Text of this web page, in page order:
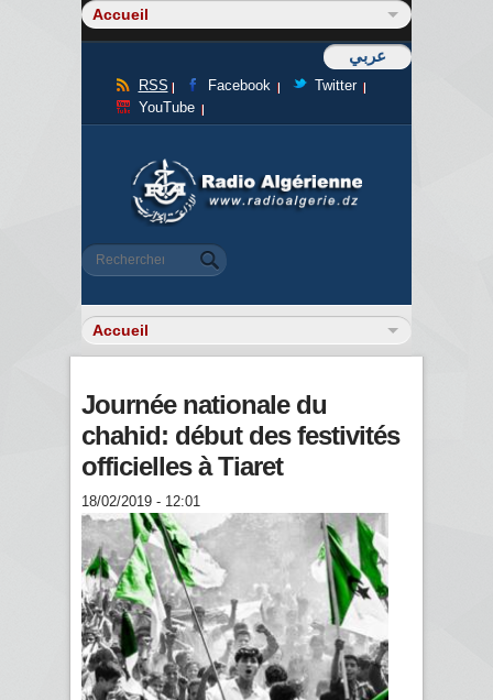
عربي
RSS Facebook
Twitter
YouTube
Formulaire de recherche
Rechercher
Journée nationale du
chahid: début des festivités
officielles à Tiaret
18/02/2019 - 12:01